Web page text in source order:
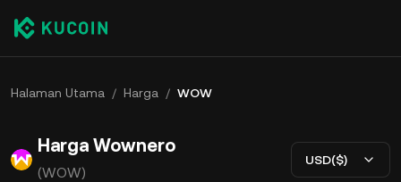
Halaman Utama / Harga / WOW
Harga Wownero
(WOW)
USD($)